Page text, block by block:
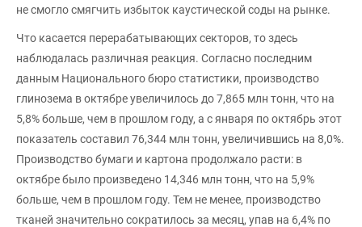
не смогло смягчить избыток каустической соды на рынке.
Что касается перерабатывающих секторов, то здесь
наблюдалась различная реакция. Согласно последним
данным Национального бюро статистики, производство
глинозема в октябре увеличилось до 7,865 млн тонн, что на
5,8% больше, чем в прошлом году, а с января по октябрь этот
показатель составил 76,344 млн тонн, увеличившись на 8,0%.
Производство бумаги и картона продолжало расти: в
октябре было произведено 14,346 млн тонн, что на 5,9%
больше, чем в прошлом году. Тем не менее, производство
тканей значительно сократилось за месяц, упав на 6,4% по